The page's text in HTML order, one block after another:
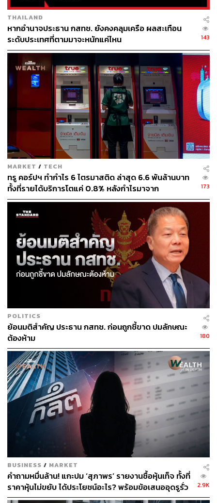
ข่าวที่เกี่ยวข้อง:
DTAC เปิด 5 เหตุผลสำคัญดีลควบรวม TRUE ย้ำผู้ถือหุ้
นหลัก ‘ซีพี กรุ๊ป และเทเลนอร์ กรุ๊ป’ พร้อมหนุนการพัฒ
นาดิจิทัลและเทคโนโลยีของไทย
อ่านมติบอร์ด ‘กสทช.’ ฉบับเต็ม หลังถกปมควบรวม ‘TR
UE-DTAC’ ยาวนานกว่า 11 ชั่วโมง
เปิดมุมมองนักวิเคราะห์ ใครได้ใครเสีย? จากดีลควบรว
มระหว่าง ‘TRUE-DTAC’ แบบมีเงื่อนไข
สามารถติดตาม THE STANDARD WEALTH
ผ่านแอปพลิเคชันต่างๆ ที่คุณสะดวกหรือใช้งานอยู่แล้วได้เลย
การควบรวมกิจการ
บมจ.โทเทิ่ล แอ็คเซ็ส คอมมูนิเคชั่น (DTAC)
บมจ.ทรู คอร์ปอเรชั่น (TRUE)
ทรูคอร์ปอเรชั่น
644
ABOUT THE AUTHOR
สกุลชัย เก่งอนันตานนท์
Content Creator สำนักข่าว THE
STANDARD WEALTH
THAILAND
หากอำนาจประธาน กสทช. ยังคงคลุมเครือ ผลสะเทือน
ระดับประเทศที่ตามมาจะหนักแค่ไหน
143
MARKET / TECH
ทรู คอร์ปฯ ทำกำไร 6 ไตรมาสติด ล่าสุด 6.6 พันล้านบาท
ทั้งที่รายได้บริการโตแค่ 0.8% หลังกำไรมาจาก
ประสิทธิภาพและใบอนุญาตคลื่น ไม่ใช่การขยายรายได้
173
POLITICS
ย้อนมติสำคัญ ประธาน กสทช. ก่อนถูกชี้ขาด ปมลักษณะ
ต้องห้าม
180
BUSINESS / MARKET
คำถามหมื่นล้าน! แกะปม ‘สุภาพร’ รายงานซื้อหุ้นเท็จ ทั้งที่
ราคาหุ้นไม่ขยับ ได้ประโยชน์อะไร? พร้อมข้อเสนออุดรูรั่ว
ตลาดทุนไทย
2.9K